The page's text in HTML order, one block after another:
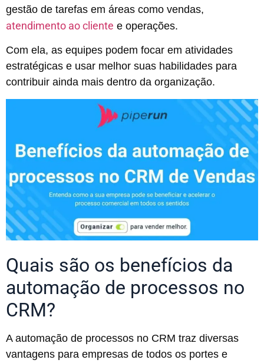
gestão de tarefas em áreas como vendas,
atendimento ao cliente e operações.
Com ela, as equipes podem focar em atividades
estratégicas e usar melhor suas habilidades para
contribuir ainda mais dentro da organização.
Quais são os benefícios da
automação de processos no
CRM?
A automação de processos no CRM traz diversas
vantagens para empresas de todos os portes e